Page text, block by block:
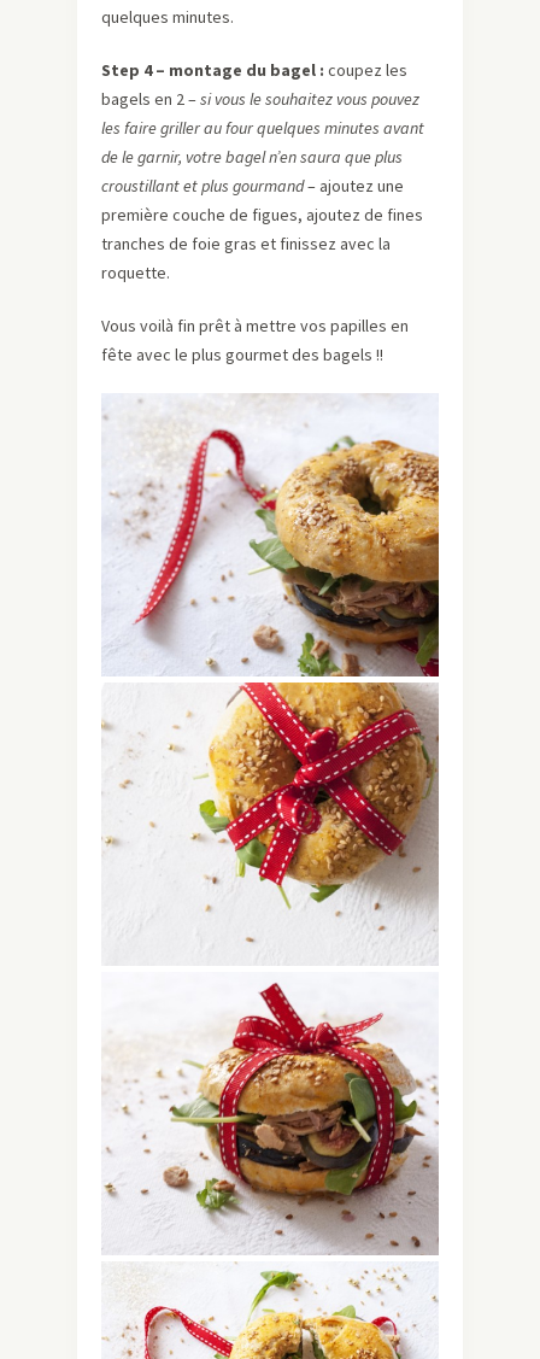
quelques minutes.
Step 4 – montage du bagel : coupez les
bagels en 2 –si vous le souhaitez vous pouvez
les faire griller au four quelques minutes avant
de le garnir, votre bagel n’en saura que plus
croustillant et plus gourmand– ajoutez une
première couche de figues, ajoutez de fines
tranches de foie gras et finissez avec la
roquette.
Vous voilà fin prêt à mettre vos papilles en
fête avec le plus gourmet des bagels !!